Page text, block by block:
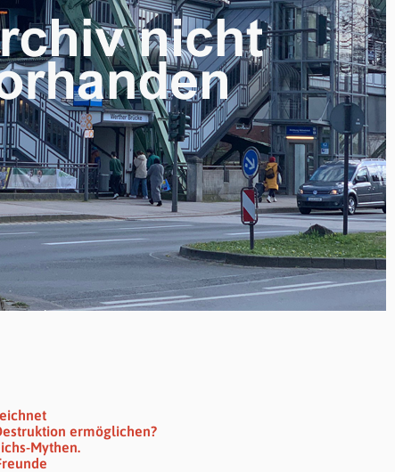
ermöglichen?
Mythen.